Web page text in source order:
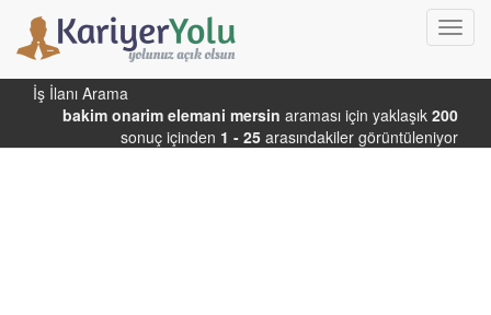
İş İlanı Arama
bakim onarim elemani mersin araması için yaklaşık 200
sonuç içinden 1 - 25 arasındakiler görüntüleniyor